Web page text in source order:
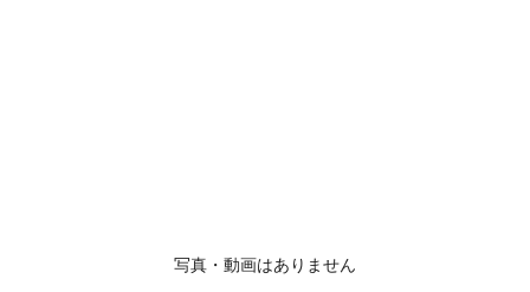
写真・動画はありません